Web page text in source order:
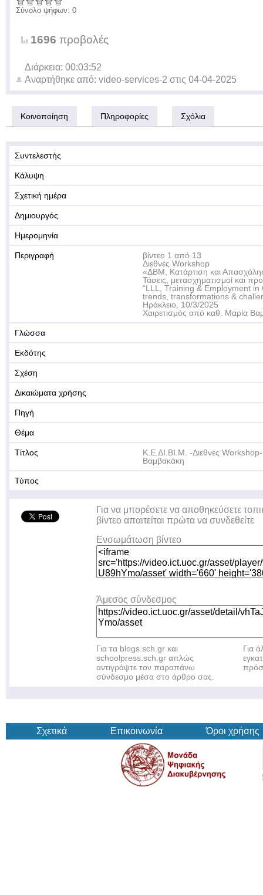
Σύνολο ψήφων: 0
1696 προβολές
Διάρκεια: 00:03:52
Αναρτήθηκε από: video-services-2 στις 04-04-2025
Κοινοποίηση Πληροφορίες Σχόλια
Συντελεστής
Κάλυψη
Σχετική ημέρα
Δημιουργός
Ημερομηνία
Περιγραφή
βίντεο 1 από 13
Διεθνές Workshop
«ΔΒΜ, Κατάρτιση και
Τάσεις, μετασχηματισμοί και
“LLL, Training & Employment
trends, transformations &
Ηράκλειο, 10/3/2025
Χαιρετισμός από καθ. Μαρία
Γλώσσα
Εκδότης
Σχέση
Δικαιώματα χρήσης
Πηγή
Θέμα
Τίτλος
Κ.Ε.ΔΙ.ΒΙ.Μ. -Διεθνές
Βαμβακάκη
Τύπος
Για να μπορέσετε να αποθηκεύσετε
βίντεο απαιτείται πρώτα να συνδεθείτε
Ενσωμάτωση βίντεο
Άμεσος σύνδεσμος
Για τα blogs.sch.gr και
schoolpress.sch.gr απλώς
αντιγράψτε τον παραπάνω
σύνδεσμο μέσα στο άρθρο σας.
Για
Σχετικά Επικοινωνία Όροι χρήσης